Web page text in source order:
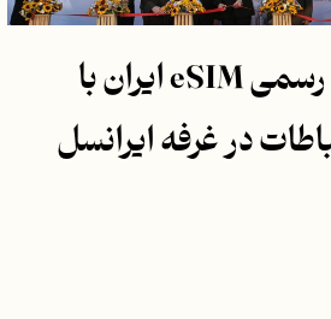
اولین پروفایل رسمی eSIM ایران با
در غرفه ایرانسل